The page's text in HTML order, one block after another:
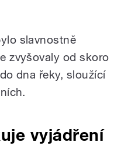
slavnostně
zvyšovaly od skoro
dna řeky, sloužící
vyjádření